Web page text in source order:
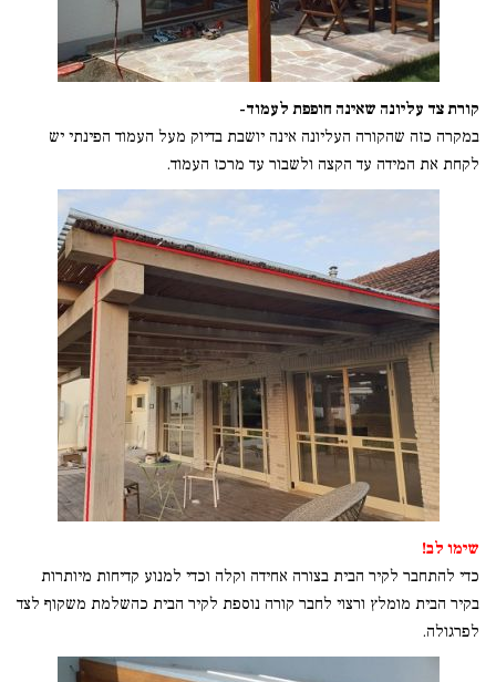
קורת צד עליונה שאינה חופפת לעמוד-
במקרה כזה שהקורה העליונה אינה יושבת בדיוק מעל העמוד הפינתי יש
לקחת את המידה עד הקצה ולשבור עד מרכז העמוד.
שימו לב!
כדי להתחבר לקיר הבית בצורה אחידה וקלה וכדי למנוע קדיחות מיותרות
בקיר הבית מומלץ ורצוי לחבר קורה נוספת לקיר הבית כהשלמת משקוף לצד
לפרגולה.